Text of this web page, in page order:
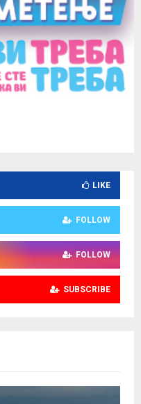
LIKE
FOLLOW
FOLLOW
SUBSCRIBE